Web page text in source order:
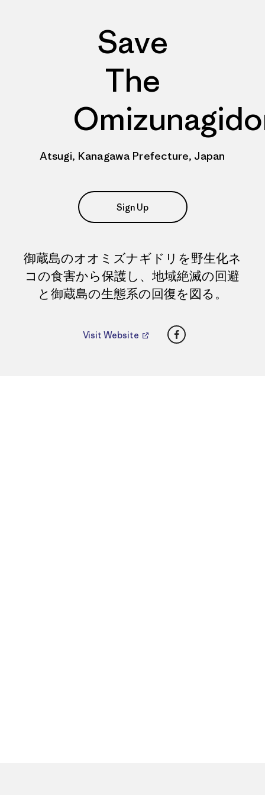
Save
The
Atsugi, Kanagawa Prefecture, Japan
Sign Up
御蔵島のオオミズナギドリを野生化ネ
コの食害から保護し、地域絶滅の回避
と御蔵島の生態系の回復を図る。
Visit Website Facebook